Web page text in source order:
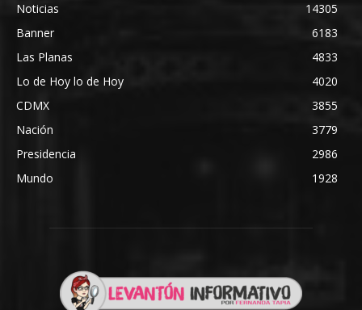
Noticias
14305
Banner
6183
Las Planas
4833
Lo de Hoy lo de Hoy
4020
CDMX
3855
Nación
3779
Presidencia
2986
Mundo
1928